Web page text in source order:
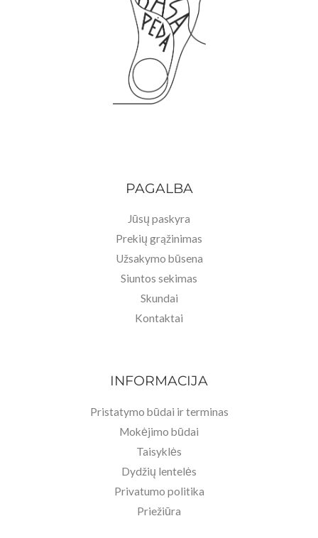
PAGALBA
Jūsų paskyra
Prekių grąžinimas
Užsakymo būsena
Siuntos sekimas
Skundai
Kontaktai
INFORMACIJA
Pristatymo būdai ir terminas
Mokėjimo būdai
Taisyklės
Dydžių lentelės
Privatumo politika
Priežiūra